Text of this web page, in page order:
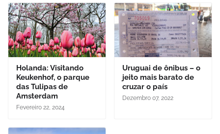
Holanda: Visitando
Keukenhof, o parque
das Tulipas de
Amsterdam
Fevereiro 22, 2024
Uruguai de ônibus – o
jeito mais barato de
cruzar o país
Dezembro 07, 2022